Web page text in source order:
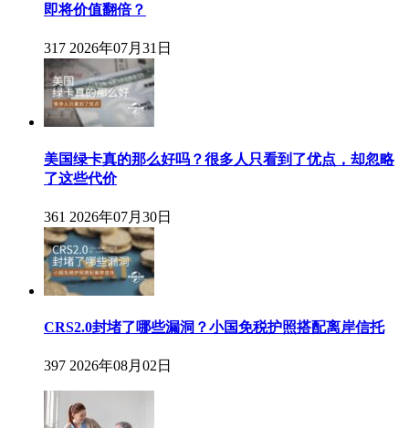
即将价值翻倍？
317 2026年07月31日
美国绿卡真的那么好吗？很多人只看到了优点，却忽略
了这些代价
361 2026年07月30日
CRS2.0封堵了哪些漏洞？小国免税护照搭配离岸信托
397 2026年08月02日